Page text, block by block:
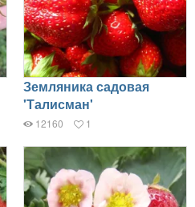
Земляника садовая
'Талисман'
12160 1